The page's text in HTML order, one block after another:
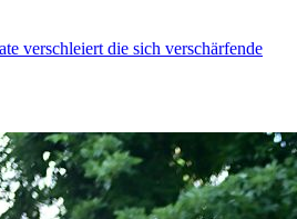
verschleiert die sich verschärfende